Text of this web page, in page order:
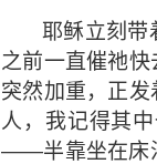
耶稣立刻带
之前一直催祂
突然加重，正
人，我记得其
——半靠坐在床